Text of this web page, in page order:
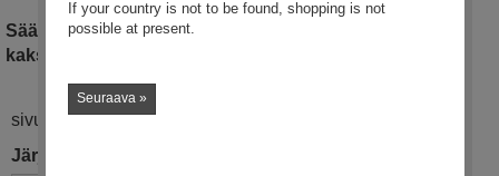
Säädettävät digitaaliset sytytysjärjestelmät yksin- ja
kaksisytytykseen
sivut: 1 / 2
Järjestä:
If your country is not to be found, shopping is not
possible at present.
Seuraava »